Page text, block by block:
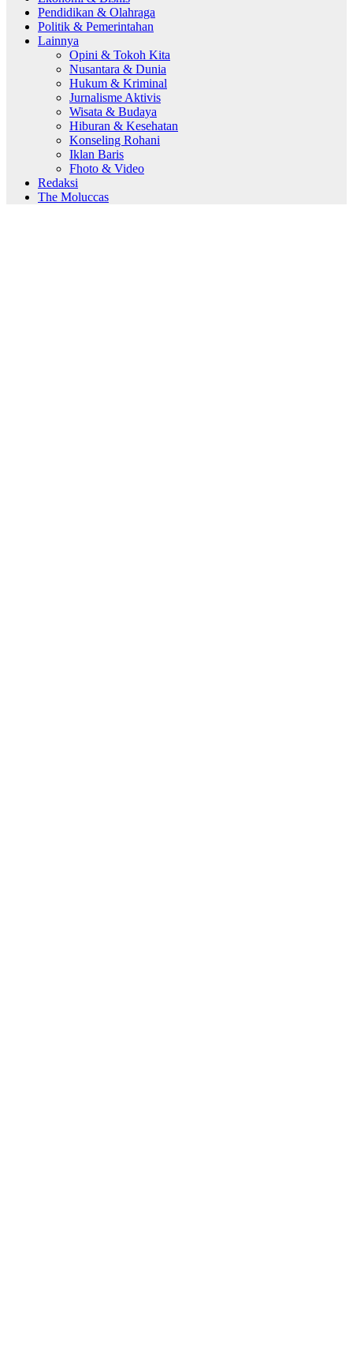
Pendidikan & Olahraga
Politik & Pemerintahan
Lainnya
Opini & Tokoh Kita
Nusantara & Dunia
Hukum & Kriminal
Jurnalisme Aktivis
Wisata & Budaya
Hiburan & Kesehatan
Konseling Rohani
Iklan Baris
Fhoto & Video
Redaksi
The Moluccas